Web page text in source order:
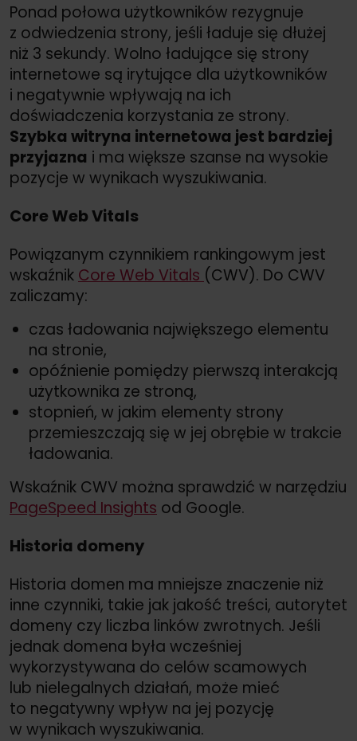
Ponad połowa użytkowników rezygnuje
z odwiedzenia strony, jeśli ładuje się dłużej
niż 3 sekundy. Wolno ładujące się strony
internetowe są irytujące dla użytkowników
i negatywnie wpływają na ich
doświadczenia korzystania ze strony.
Szybka witryna internetowa jest bardziej
przyjazna i ma większe szanse na wysokie
pozycje w wynikach wyszukiwania.
Core Web Vitals
Powiązanym czynnikiem rankingowym jest
wskaźnik Core Web Vitals (CWV). Do CWV
zaliczamy:
czas ładowania największego elementu
na stronie,
opóźnienie pomiędzy pierwszą interakcją
użytkownika ze stroną,
stopnień, w jakim elementy strony
przemieszczają się w jej obrębie w trakcie
ładowania.
Wskaźnik CWV można sprawdzić w narzędziu
PageSpeed Insights od Google.
Historia domeny
Historia domen ma mniejsze znaczenie niż
inne czynniki, takie jak jakość treści, autorytet
domeny czy liczba linków zwrotnych. Jeśli
jednak domena była wcześniej
wykorzystywana do celów scamowych
lub nielegalnych działań, może mieć
to negatywny wpływ na jej pozycję
w wynikach wyszukiwania.